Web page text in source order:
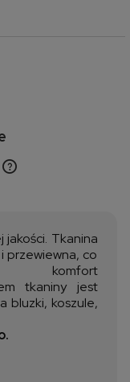
jakości. Tkanina
przewiewna, co
komfort
tkaniny jest
bluzki, koszule,